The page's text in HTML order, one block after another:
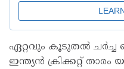
ഏറ്റവും കൂടുതല്‍ ചര്‍ച്ച
ഇന്ത്യന്‍ ക്രിക്കറ്റ് താരം